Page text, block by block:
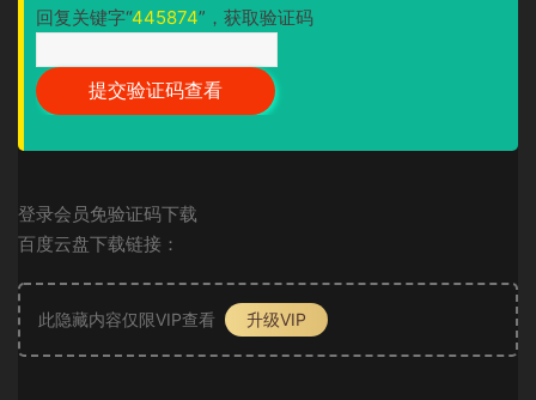
回复关键字“445874”，获取验证码
登录会员免验证码下载
百度云盘下载链接：
此隐藏内容仅限VIP查看 升级VIP